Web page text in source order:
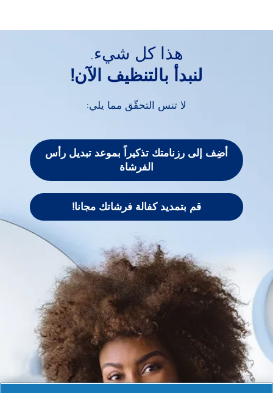
هذا كل شيء.
لنبدأ بالتنظيف الآن!
لا تنس التحقّق مما يلي:
أضِف إلى رزنامتك تذكيراً بموعد تبديل رأس
الفرشاة
قم بتمديد كفالة فرشاتك مجانا!